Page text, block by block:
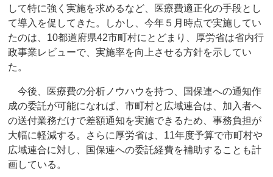
して特に強く実施を求めるなど、医療費適正化の手段とし
て導入を促してきた。しかし、今年５月時点で実施してい
たのは、10都道府県42市町村にとどまり、厚労省は省内行
政事業レビューで、実施率を向上させる方針を示してい
た。
今後、医療費の分析ノウハウを持つ、国保連への通知作
成の委託が可能になれば、市町村と広域連合は、加入者へ
の送付業務だけで差額通知を実施できるため、事務負担が
大幅に軽減する。さらに厚労省は、11年度予算で市町村や
広域連合に対し、国保連への委託経費を補助することも計
画している。